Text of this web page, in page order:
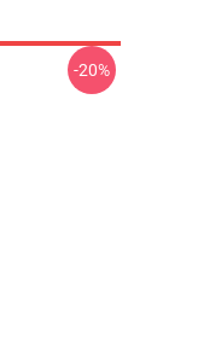
-20%